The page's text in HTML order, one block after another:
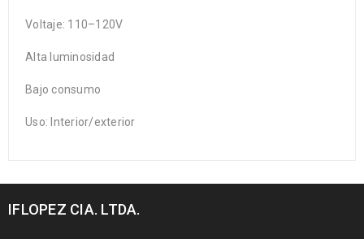
Voltaje: 110–120V
Alta luminosidad
Bajo consumo
Uso: Interior/exterior
IFLOPEZ CIA. LTDA.